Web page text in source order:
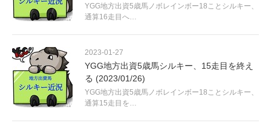
YGG地方出資5歳馬ノボレインボー18ことシルキー、
通算16走目へ…
2023-01-27
YGG地方出資5歳馬シルキー、15走目を終え
る (2023/01/26)
YGG地方出資5歳馬ノボレインボー18ことシルキー、
通算15走目を…